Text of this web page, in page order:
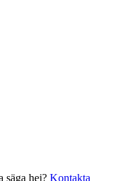
säga hej? Kontakta